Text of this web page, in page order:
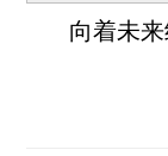
向着未